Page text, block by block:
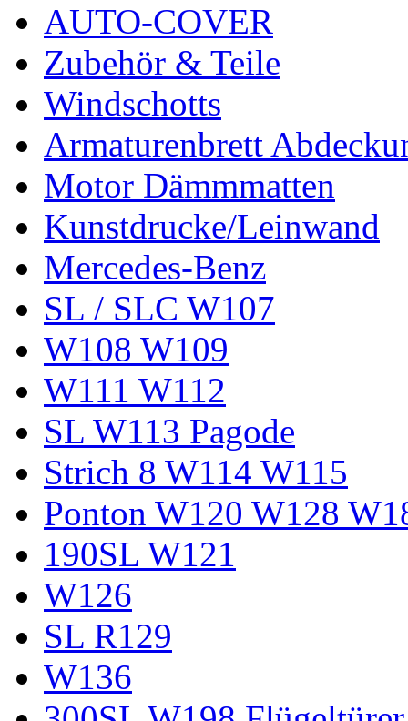
AUTO-COVER
Zubehör & Teile
Windschotts
Armaturenbrett
Motor Dämmmatten
Kunstdrucke/Leinwand
Mercedes-Benz
SL / SLC W107
W108 W109
W111 W112
SL W113 Pagode
Strich 8 W114 W115
Ponton W120 W128
190SL W121
W126
SL R129
W136